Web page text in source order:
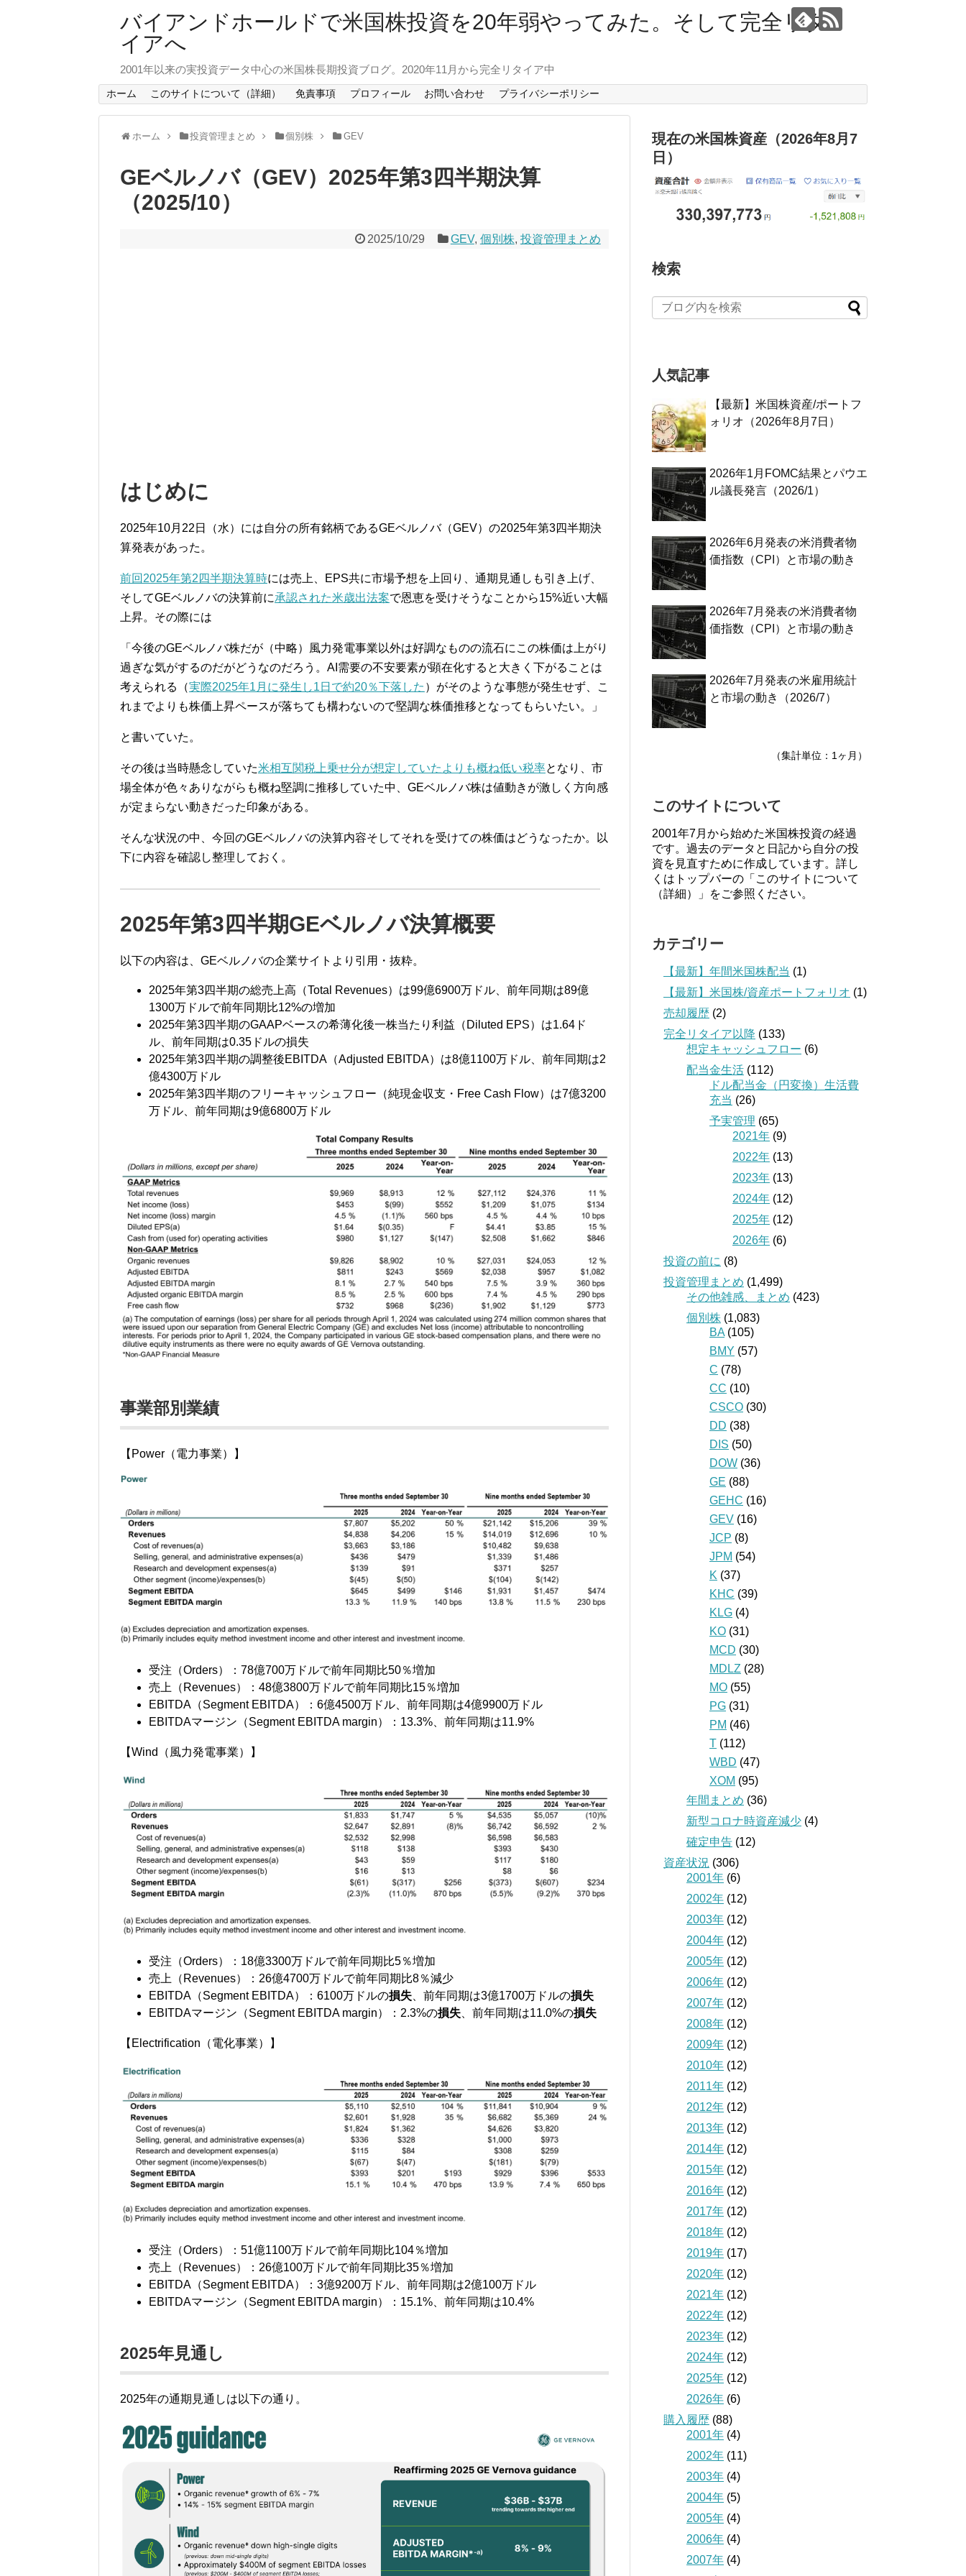
バイアンドホールドで米国株投資を20年弱やってみた。そして完全リタ
イアへ
2001年以来の実投資データ中心の米国株長期投資ブログ。2020年11月から完全リタイア中
ホーム このサイトについて（詳細） 免責事項 プロフィール お問い合わせ プライバシーポリシー
ホーム 投資管理まとめ 個別株 GEV
GEベルノバ（GEV）2025年第3四半期決算
（2025/10）
2025/10/29 GEV, 個別株, 投資管理まとめ
はじめに
2025年10月22日（水）には自分の所有銘柄であるGEベルノバ（GEV）の2025年第3四半期決
算発表があった。
前回2025年第2四半期決算時には売上、EPS共に市場予想を上回り、通期見通しも引き上げ、
そしてGEベルノバの決算前に承認された米歳出法案で恩恵を受けそうなことから15%近い大幅
上昇。その際には
「今後のGEベルノバ株だが（中略）風力発電事業以外は好調なものの流石にこの株価は上がり
過ぎな気がするのだがどうなのだろう。AI需要の不安要素が顕在化すると大きく下がることは
考えられる（実際2025年1月に発生し1日で約20％下落した ）がそのような事態が発生せず、こ
れまでよりも株価上昇ペースが落ちても構わないので堅調な株価推移となってもらいたい。」
と書いていた。
その後は当時懸念していた米相互関税上乗せ分が想定していたよりも概ね低い税率となり、市
場全体が色々ありながらも概ね堅調に推移していた中、GEベルノバ株は値動きが激しく方向感
が定まらない動きだった印象がある。
そんな状況の中、今回のGEベルノバの決算内容そしてそれを受けての株価はどうなったか。以
下に内容を確認し整理しておく。
2025年第3四半期GEベルノバ決算概要
以下の内容は、GEベルノバの企業サイトより引用・抜粋。
2025年第3四半期の総売上高（Total Revenues）は99億6900万ドル、前年同期は89億
1300万ドルで前年同期比12%の増加
2025年第3四半期のGAAPベースの希薄化後一株当たり利益（Diluted EPS）は1.64ド
ル、前年同期は0.35ドルの損失
2025年第3四半期の調整後EBITDA（Adjusted EBITDA）は8億1100万ドル、前年同期は2
億4300万ドル
2025年第3四半期のフリーキャッシュフロー（純現金収支・Free Cash Flow）は7億3200
万ドル、前年同期は9億6800万ドル
事業部別業績
【Power（電力事業）】
受注（Orders）：78億700万ドルで前年同期比50％増加
売上（Revenues）：48億3800万ドルで前年同期比15％増加
EBITDA（Segment EBITDA）：6億4500万ドル、前年同期は4億9900万ドル
EBITDAマージン（Segment EBITDA margin）：13.3%、前年同期は11.9%
【Wind（風力発電事業）】
受注（Orders）：18億3300万ドルで前年同期比5％増加
売上（Revenues）：26億4700万ドルで前年同期比8％減少
EBITDA（Segment EBITDA）：6100万ドルの損失 、前年同期は3億1700万ドルの損失
EBITDAマージン（Segment EBITDA margin）：2.3%の損失 、前年同期は11.0%の損失
【Electrification（電化事業）】
受注（Orders）：51億1100万ドルで前年同期比104％増加
売上（Revenues）：26億100万ドルで前年同期比35％増加
EBITDA（Segment EBITDA）：3億9200万ドル、前年同期は2億100万ドル
EBITDAマージン（Segment EBITDA margin）：15.1%、前年同期は10.4%
2025年見通し
2025年の通期見通しは以下の通り。
現在の米国株資産（2026年8月7
日）
検索
人気記事
【最新】米国株資産/ポートフ
ォリオ（2026年8月7日）
2026年1月FOMC結果とパウエ
ル議長発言（2026/1）
2026年6月発表の米消費者物
価指数（CPI）と市場の動き
2026年7月発表の米消費者物
価指数（CPI）と市場の動き
2026年7月発表の米雇用統計
と市場の動き（2026/7）
（集計単位：1ヶ月）
このサイトについて
2001年7月から始めた米国株投資の経過
です。過去のデータと日記から自分の投
資を見直すために作成しています。詳し
くはトップバーの「このサイトについて
（詳細）」をご参照ください。
カテゴリー
【最新】年間米国株配当 (1)
【最新】米国株/資産ポートフォリオ (1)
売却履歴 (2)
完全リタイア以降 (133)
想定キャッシュフロー (6)
配当金生活 (112)
ドル配当金（円変換）生活費
充当 (26)
予実管理 (65)
2021年 (9)
2022年 (13)
2023年 (13)
2024年 (12)
2025年 (12)
2026年 (6)
投資の前に (8)
投資管理まとめ (1,499)
その他雑感、まとめ (423)
個別株 (1,083)
BA (105)
BMY (57)
C (78)
CC (10)
CSCO (30)
DD (38)
DIS (50)
DOW (36)
GE (88)
GEHC (16)
GEV (16)
JCP (8)
JPM (54)
K (37)
KHC (39)
KLG (4)
KO (31)
MCD (30)
MDLZ (28)
MO (55)
PG (31)
PM (46)
T (112)
WBD (47)
XOM (95)
年間まとめ (36)
新型コロナ時資産減少 (4)
確定申告 (12)
資産状況 (306)
2001年 (6)
2002年 (12)
2003年 (12)
2004年 (12)
2005年 (12)
2006年 (12)
2007年 (12)
2008年 (12)
2009年 (12)
2010年 (12)
2011年 (12)
2012年 (12)
2013年 (12)
2014年 (12)
2015年 (12)
2016年 (12)
2017年 (12)
2018年 (12)
2019年 (17)
2020年 (12)
2021年 (12)
2022年 (12)
2023年 (12)
2024年 (12)
2025年 (12)
2026年 (6)
購入履歴 (88)
2001年 (4)
2002年 (11)
2003年 (4)
2004年 (5)
2005年 (4)
2006年 (4)
2007年 (4)